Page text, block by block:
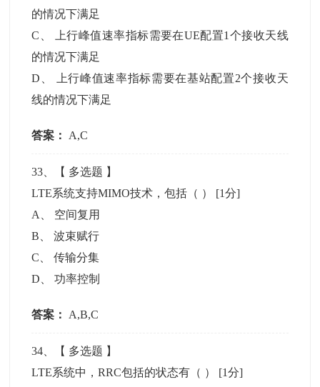
的情况下满足
C
上行峰值速率指标需要在UE配置1个接收天线
的情况下满足
D
上行峰值速率指标需要在基站配置2个接收天
线的情况下满足
答案： A,C
33 、【 多选题 】
LTE系统支持MIMO技术，包括（ ） [1分]
A
空间复用
B 、波束赋行
C 、传输分集
D 、功率控制
答案： A,B,C
34 、【 多选题 】
LTE系统中，RRC包括的状态有（ ） [1分]